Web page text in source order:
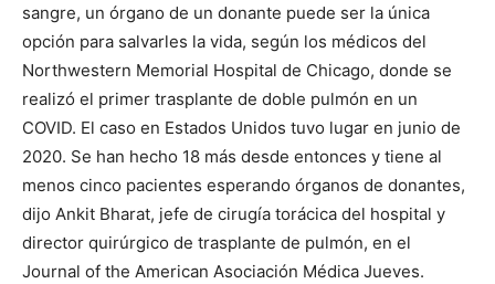
sangre, un órgano de un donante puede ser la única
opción para salvarles la vida, según los médicos del
Northwestern Memorial Hospital de Chicago, donde se
realizó el primer trasplante de doble pulmón en un
COVID. El caso en Estados Unidos tuvo lugar en junio de
2020. Se han hecho 18 más desde entonces y tiene al
menos cinco pacientes esperando órganos de donantes,
dijo Ankit Bharat, jefe de cirugía torácica del hospital y
director quirúrgico de trasplante de pulmón, en el
Journal of the American Asociación Médica Jueves.